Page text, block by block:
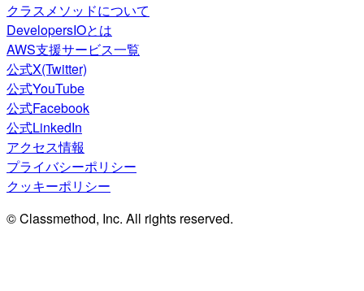
クラスメソッドについて
DevelopersIOとは
AWS支援サービス一覧
公式X(Twitter)
公式YouTube
公式Facebook
公式LinkedIn
アクセス情報
プライバシーポリシー
クッキーポリシー
© Classmethod, Inc. All rights reserved.